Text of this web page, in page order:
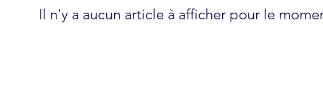
Il n'y a aucun article à afficher pour le